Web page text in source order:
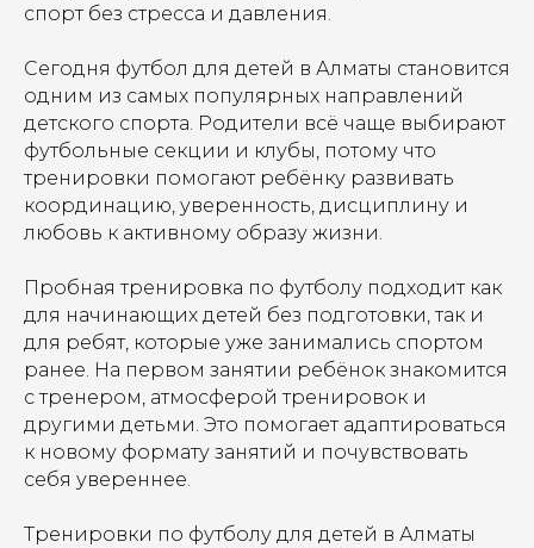
спорт без стресса и давления.
Сегодня футбол для детей в Алматы становится
одним из самых популярных направлений
детского спорта. Родители всё чаще выбирают
футбольные секции и клубы, потому что
тренировки помогают ребёнку развивать
координацию, уверенность, дисциплину и
любовь к активному образу жизни.
Пробная тренировка по футболу подходит как
для начинающих детей без подготовки, так и
для ребят, которые уже занимались спортом
ранее. На первом занятии ребёнок знакомится
с тренером, атмосферой тренировок и
другими детьми. Это помогает адаптироваться
к новому формату занятий и почувствовать
себя увереннее.
Тренировки по футболу для детей в Алматы